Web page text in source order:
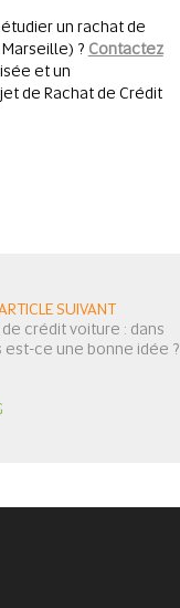
un rachat de
? Contactez
et un
de Rachat de Crédit
SUIVANT
de crédit voiture : dans
est-ce une bonne idée ?